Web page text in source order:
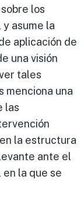
los
asume la
aplicación de
una visión
tales
menciona una
las
la estructura
ante el
la que se